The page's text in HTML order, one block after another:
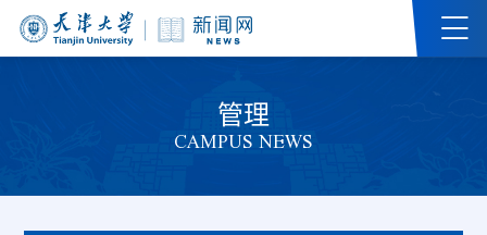
管理
CAMPUS NEWS